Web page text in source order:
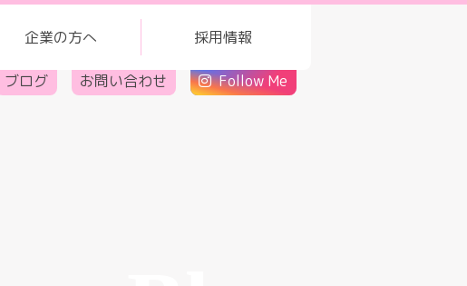
企業の方へ 採用情報
ブログ お問い合わせ Follow Me